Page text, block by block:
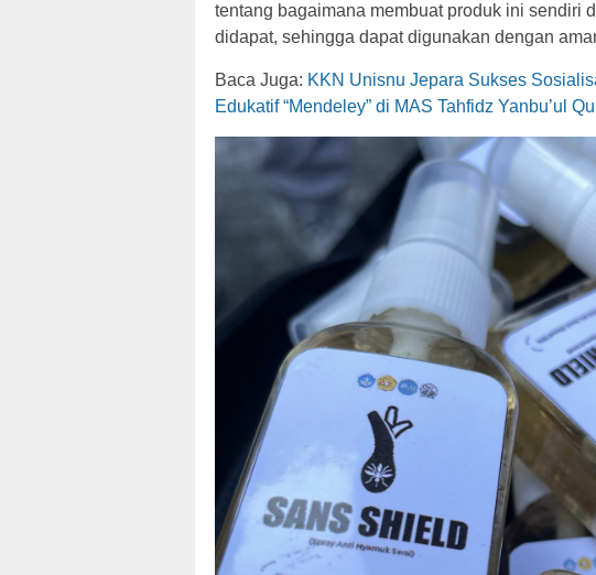
tentang bagaimana membuat produk ini sendiri
didapat, sehingga dapat digunakan dengan
Baca Juga: KKN Unisnu Jepara Sukses
Edukatif “Mendeley” di MAS Tahfidz Yanbu’ul